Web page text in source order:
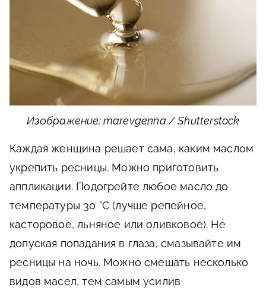
Изображение: marevgenna / Shutterstock
Каждая женщина решает сама, каким маслом
укрепить ресницы. Можно приготовить
аппликации. Подогрейте любое масло до
температуры 30 °С (лучше репейное,
касторовое, льняное или оливковое). Не
допуская попадания в глаза, смазывайте им
ресницы на ночь. Можно смешать несколько
видов масел, тем самым усилив